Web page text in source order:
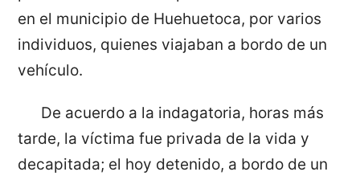
en el municipio de Huehuetoca, por varios
individuos, quienes viajaban a bordo de un
vehículo.
De acuerdo a la indagatoria, horas más
tarde, la víctima fue privada de la vida y
decapitada; el hoy detenido, a bordo de un